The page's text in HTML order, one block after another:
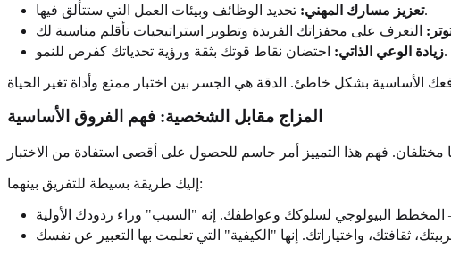
تعزيز مسارك المهني:تحديد الوظائف وبيئات العمل التي ستتألق فيها.
زيادة الوعي الذاتي:احتضان نقاط قوتك بثقة ورؤية تحدياتك كفرص للنمو.
المزاج مقابل الشخصية: فهم الفروق الأساسية
إليك طريقة بسيطة للتفريق بينهما: